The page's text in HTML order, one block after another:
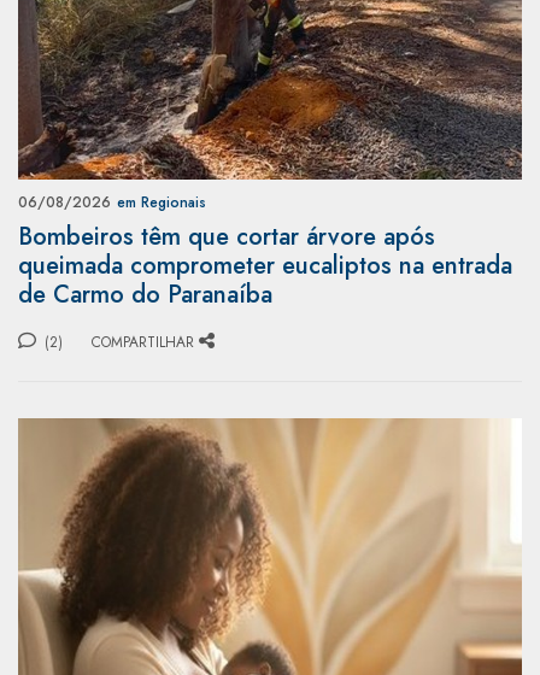
06/08/2026 em Regionais
Bombeiros têm que cortar árvore após
queimada comprometer eucaliptos na entrada
de Carmo do Paranaíba
(2) COMPARTILHAR